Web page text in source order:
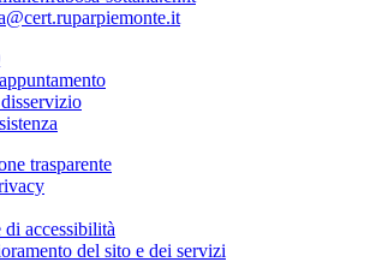
trasparente
accessibilità
del sito e dei servizi